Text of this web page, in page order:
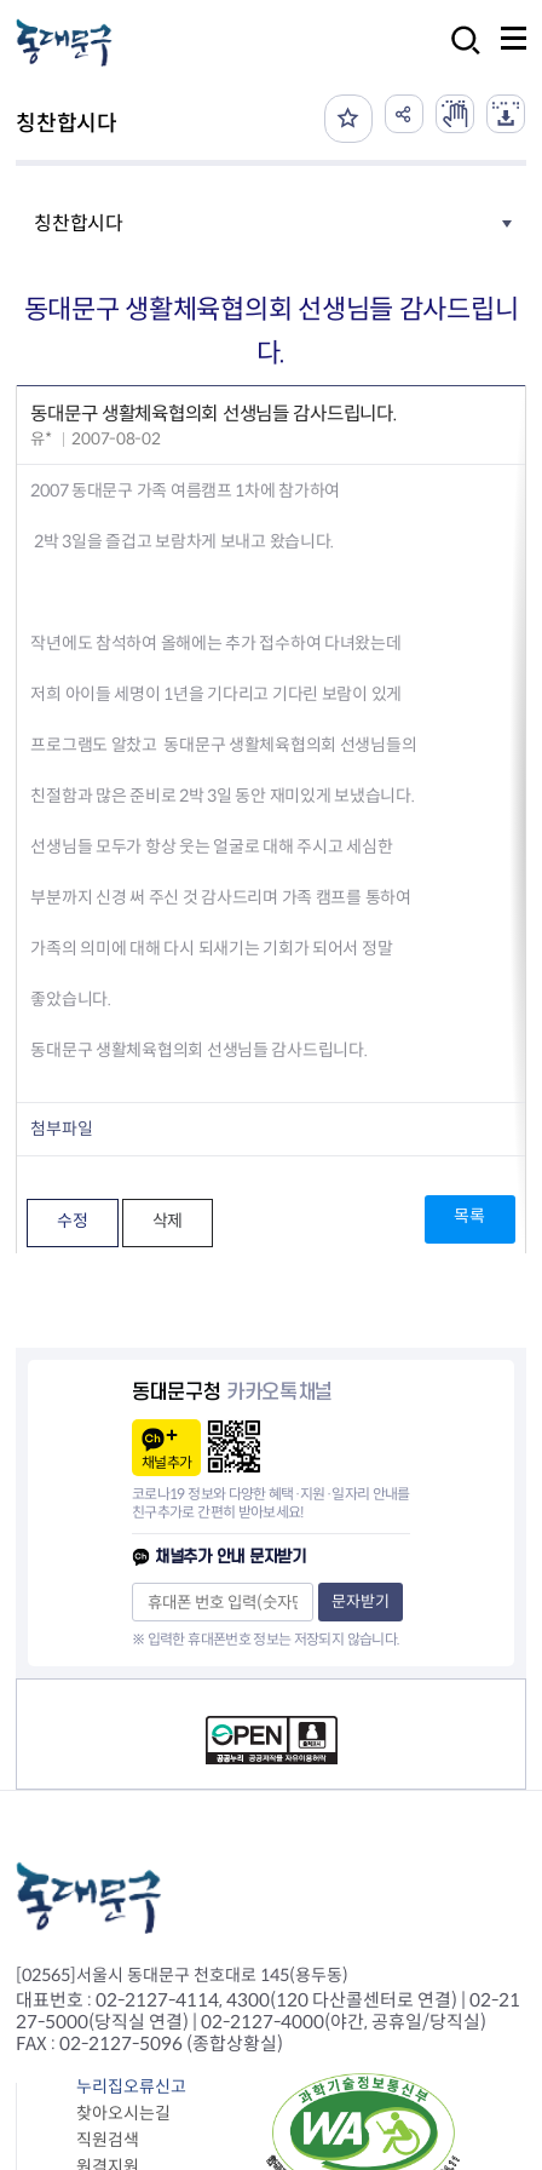
칭찬합시다
칭찬합시다
동대문구 생활체육협의회 선생님들 감사드립니
다.
동대문구 생활체육협의회 선생님들 감사드립니다.
유* 2007-08-02
2007 동대문구 가족 여름캠프 1차에 참가하여
2박 3일을 즐겁고 보람차게 보내고 왔습니다.
작년에도 참석하여 올해에는 추가 접수하여 다녀왔는데
저희 아이들 세명이 1년을 기다리고 기다린 보람이 있게
프로그램도 알찼고 동대문구 생활체육협의회 선생님들의
친절함과 많은 준비로 2박 3일 동안 재미있게 보냈습니다.
선생님들 모두가 항상 웃는 얼굴로 대해 주시고 세심한
부분까지 신경 써 주신 것 감사드리며 가족 캠프를 통하여
가족의 의미에 대해 다시 되새기는 기회가 되어서 정말
좋았습니다.
동대문구 생활체육협의회 선생님들 감사드립니다.
첨부파일
수정 삭제 목록
동대문구청 카카오톡채널
채널추가
코로나19 정보와 다양한 혜택·지원·일자리 안내를
친구추가로 간편히 받아보세요!
채널추가 안내 문자받기
문자받기
※ 입력한 휴대폰번호 정보는 저장되지 않습니다.
[02565]서울시 동대문구 천호대로 145(용두동)
대표번호 : 02-2127-4114, 4300(120 다산콜센터로 연결) | 02-21
27-5000(당직실 연결) | 02-2127-4000(야간, 공휴일/당직실)
FAX : 02-2127-5096 (종합상황실)
누리집오류신고
찾아오시는길
직원검색